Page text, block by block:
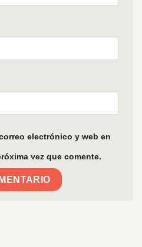
electrónico y web en
vez que comente.